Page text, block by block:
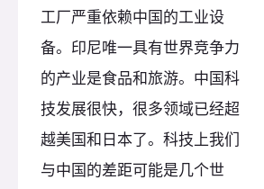
工厂严重依赖中国的工业设
备。印尼唯一具有世界竞争力
的产业是食品和旅游。中国科
技发展很快，很多领域已经超
越美国和日本了。科技上我们
与中国的差距可能是几个世